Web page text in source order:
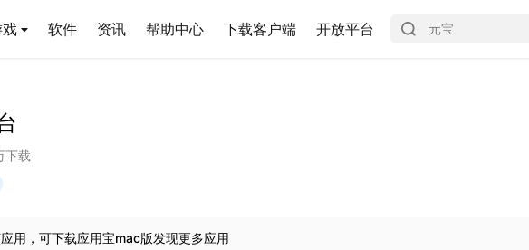
软件 资讯 帮助中心 下载客户端 开放平台
下载
用，可下载应用宝mac版发现更多应用